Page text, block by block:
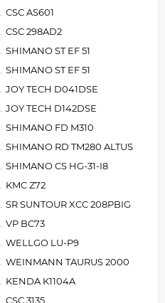
CSC AS601
CSC 298AD2
SHIMANO ST EF 51
SHIMANO ST EF 51
JOY TECH D041DSE
JOY TECH D142DSE
SHIMANO FD M310
SHIMANO RD TM280 ALTUS
SHIMANO CS HG-31-I8
KMC Z72
SR SUNTOUR XCC 208PBIG
VP BC73
WELLGO LU-P9
WEINMANN TAURUS 2000
KENDA K1104A
CSC 3135